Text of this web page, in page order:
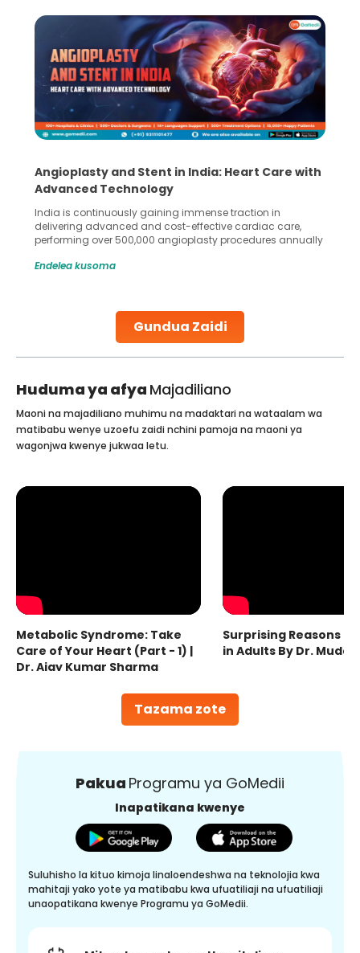
Gundua Zaidi
Angioplasty and Stent in India: Heart Care with
Advanced Technology
India is continuously gaining immense traction in
delivering advanced and cost-effective cardiac care,
performing over 500,000 angioplasty procedures annually
globe are searching for treatments like angioplasty and
Studies, such as one published
Endelea kusoma
Huduma ya afya Majadiliano
Tazama zote
Maoni na majadiliano muhimu na madaktari na wataalam wa
matibabu wenye uzoefu zaidi nchini pamoja na maoni ya
wagonjwa kwenye jukwaa letu.
Metabolic Syndrome: Take
Care of Your Heart (Part - 1) |
Dr. Ajay Kumar Sharma
Surprising Reasons
in Adults By Dr.
Pakua Programu ya GoMedii
Inapatikana kwenye
Suluhisho la kituo kimoja linaloendeshwa na teknolojia kwa
mahitaji yako yote ya matibabu kwa ufuatiliaji na ufuatiliaji
unaopatikana kwenye Programu ya GoMedii.